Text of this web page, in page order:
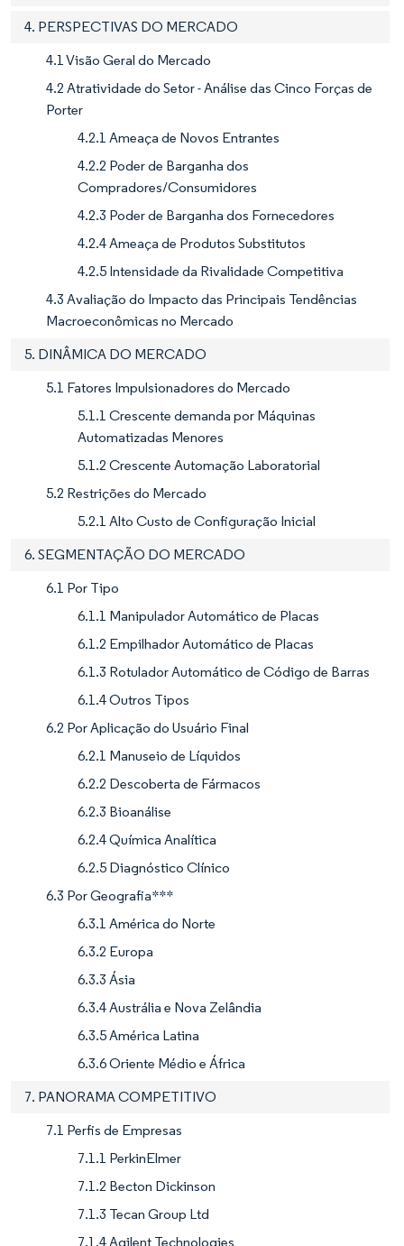
4. PERSPECTIVAS DO MERCADO
4.1 Visão Geral do Mercado
4.2 Atratividade do Setor - Análise das Cinco Forças de
Porter
4.2.1 Ameaça de Novos Entrantes
4.2.2 Poder de Barganha dos
Compradores/Consumidores
4.2.3 Poder de Barganha dos Fornecedores
4.2.4 Ameaça de Produtos Substitutos
4.2.5 Intensidade da Rivalidade Competitiva
4.3 Avaliação do Impacto das Principais Tendências
Macroeconômicas no Mercado
5. DINÂMICA DO MERCADO
5.1 Fatores Impulsionadores do Mercado
5.1.1 Crescente demanda por Máquinas
Automatizadas Menores
5.1.2 Crescente Automação Laboratorial
5.2 Restrições do Mercado
5.2.1 Alto Custo de Configuração Inicial
6. SEGMENTAÇÃO DO MERCADO
6.1 Por Tipo
6.1.1 Manipulador Automático de Placas
6.1.2 Empilhador Automático de Placas
6.1.3 Rotulador Automático de Código de Barras
6.1.4 Outros Tipos
6.2 Por Aplicação do Usuário Final
6.2.1 Manuseio de Líquidos
6.2.2 Descoberta de Fármacos
6.2.3 Bioanálise
6.2.4 Química Analítica
6.2.5 Diagnóstico Clínico
6.3 Por Geografia***
6.3.1 América do Norte
6.3.2 Europa
6.3.3 Ásia
6.3.4 Austrália e Nova Zelândia
6.3.5 América Latina
6.3.6 Oriente Médio e África
7. PANORAMA COMPETITIVO
7.1 Perfis de Empresas
7.1.1 PerkinElmer
7.1.2 Becton Dickinson
7.1.3 Tecan Group Ltd
7.1.4 Agilent Technologies